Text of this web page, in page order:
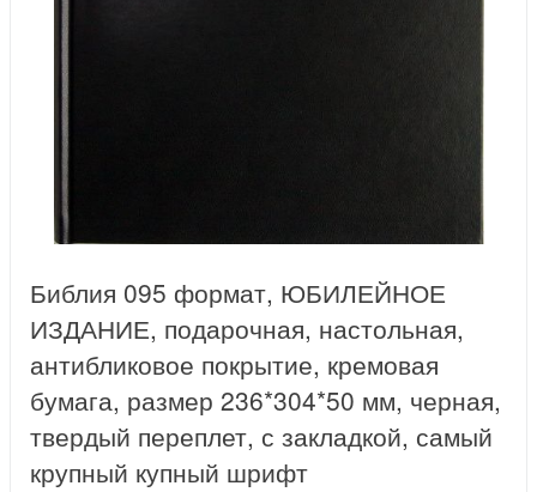
Библия 095 формат, ЮБИЛЕЙНОЕ
ИЗДАНИЕ, подарочная, настольная,
антибликовое покрытие, кремовая
бумага, размер 236*304*50 мм, черная,
твердый переплет, с закладкой, самый
крупный купный шрифт